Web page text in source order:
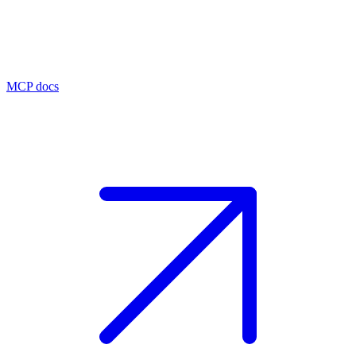
MCP docs